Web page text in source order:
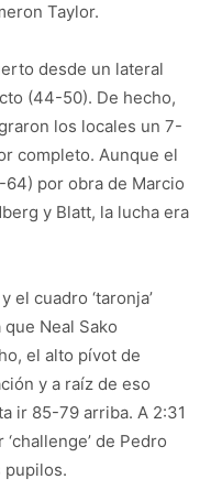
Taylor.
desde un lateral
(44-50). De hecho,
los locales un 7-
completo. Aunque el
por obra de Marcio
y Blatt, la lucha era
el cuadro ‘taronja’
Neal Sako
el alto pívot de
y a raíz de eso
ir 85-79 arriba. A 2:31
de Pedro
pupilos.